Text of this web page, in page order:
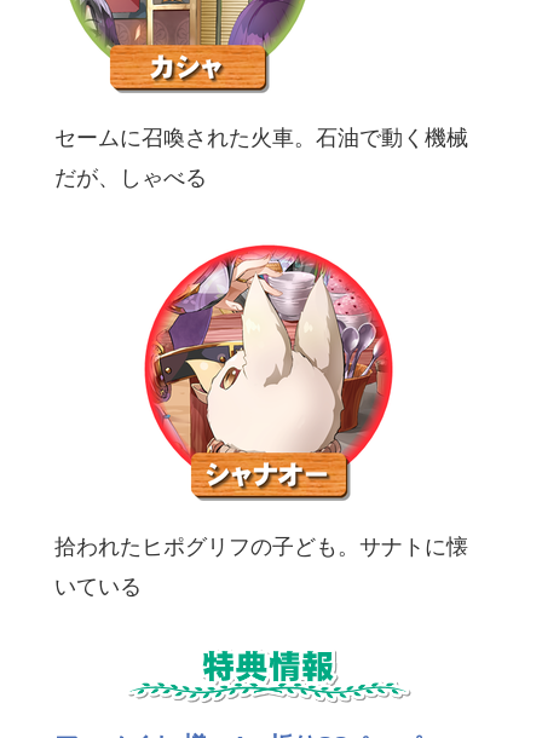
セームに召喚された火車。石油で動く機械
だが、しゃべる
拾われたヒポグリフの子ども。サナトに懐
いている